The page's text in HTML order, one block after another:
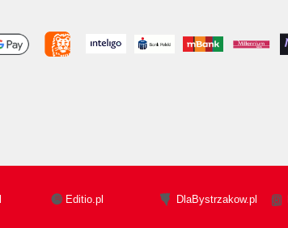
Editio.pl DlaBystrzakow.pl